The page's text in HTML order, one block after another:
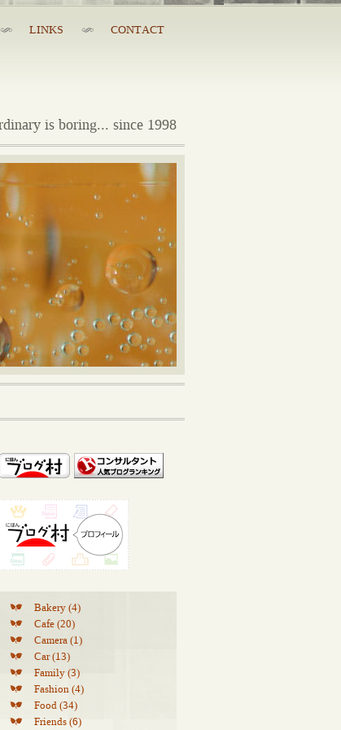
LINKS CONTACT
is boring... since 1998
Bakery (4)
Cafe (20)
Camera (1)
Car (13)
Family (3)
Fashion (4)
Food (34)
Friends (6)